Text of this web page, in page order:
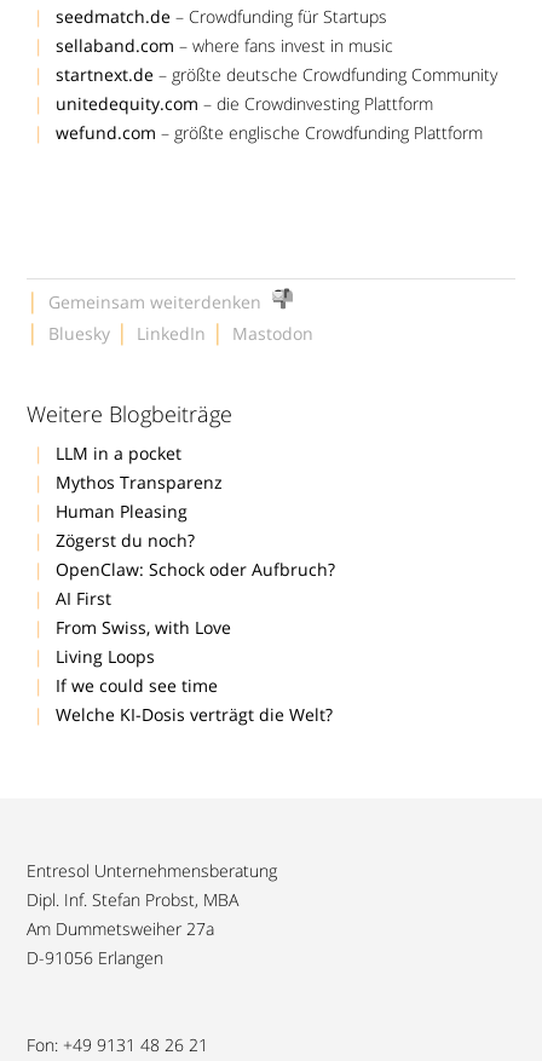
seedmatch.de – Crowdfunding für Startups
sellaband.com– where fans invest in music
startnext.de– größte deutsche Crowdfunding Community
unitedequity.com– die Crowdinvesting Plattform
wefund.com– größte englische Crowdfunding Plattform
| Gemeinsam weiterdenken
| Bluesky | LinkedIn | Mastodon
Weitere Blogbeiträge
LLM in a pocket
Mythos Transparenz
Human Pleasing
Zögerst du noch?
OpenClaw: Schock oder Aufbruch?
AI First
From Swiss, with Love
Living Loops
If we could see time
Welche KI-Dosis verträgt die Welt?
Entresol Unternehmensberatung
Dipl. Inf. Stefan Probst, MBA
Am Dummetsweiher 27a
D-91056 Erlangen
Fon: +49 9131 48 26 21